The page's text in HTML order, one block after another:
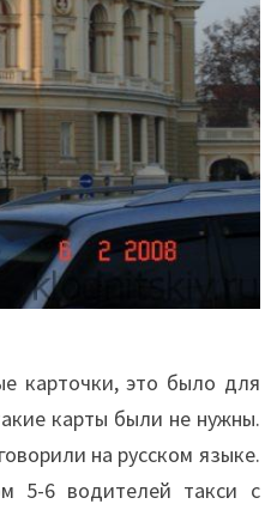
карточки, это было для
карты были не нужны.
на русском языке.
5-6 водителей такси с